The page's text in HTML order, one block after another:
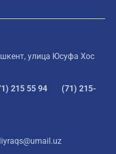
улица Юсуфа Хос
215 55 94
(71) 215-